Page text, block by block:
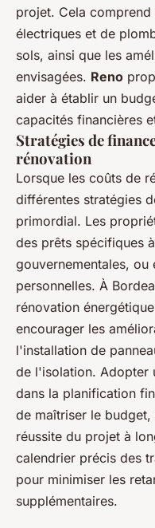
projet. Cela
électriques et de
sols, ainsi que les
envisagées. Reno
aider à établir un
capacités financières
Stratégies de
rénovation
Lorsque les coûts de
différentes stratégies
primordial. Les
des prêts spécifiques
gouvernementales, ou
personnelles. À
rénovation
encourager les
l'installation de
de l'isolation. Adopter
dans la planification
de maîtriser le
réussite du projet à
calendrier précis des
pour minimiser les
supplémentaires.